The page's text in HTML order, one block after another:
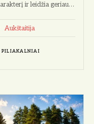
ir leidžia geriau…
Aukštaitija
PILIAKALNIAI